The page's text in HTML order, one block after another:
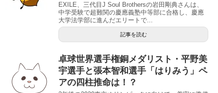
EXILE、三代目J Soul Brothersの岩田剛典さんは、
中学受験で超難関の慶應義塾中等部に合格し、慶應
大学法学部に進んだエリートで...
記事を読む
卓球世界選手権銅メダリスト・平野美
宇選手と張本智和選手「はりみう」ペ
アの四柱推命は！？